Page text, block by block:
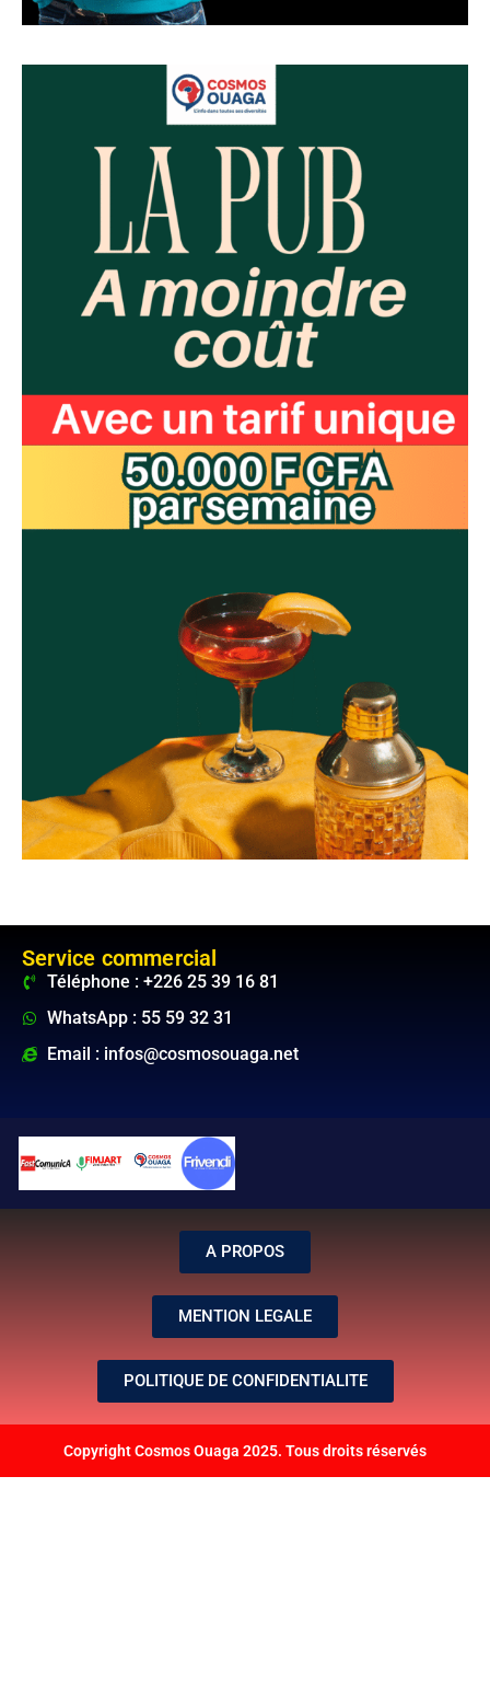
Service commercial
Téléphone : +226 25 39 16 81
WhatsApp : 55 59 32 31
Email : infos@cosmosouaga.net
A PROPOS
MENTION LEGALE
POLITIQUE DE CONFIDENTIALITE
Copyright Cosmos Ouaga 2025. Tous droits réservés